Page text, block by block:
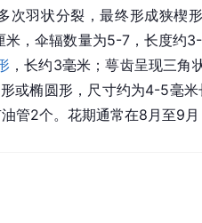
羽状分裂，最终形成狭楔
，伞辐数量为5-7，长度约
，长约3毫米；萼齿呈现三角
或椭圆形，尺寸约为4-5毫
管2个。花期通常在8月至9月